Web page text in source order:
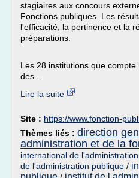
stagiaires aux concours
Fonctions publiques. Les
l'efficacité, la pertinence et la
préparations.
Les 28 institutions que
des...
Lire la suite
Site : https://www.fonction-
Thèmes liés : direction
administration et de la
international de
de l'administration publique /